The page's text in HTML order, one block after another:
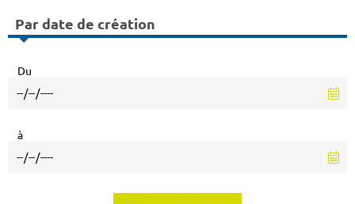
Par date de création
Du
à